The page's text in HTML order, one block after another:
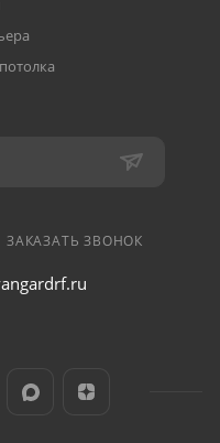
ЗАКАЗАТЬ ЗВОНОК